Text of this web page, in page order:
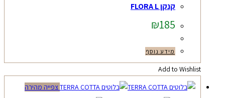
קנקן FLORA L
₪185
מידע נוסף
Add to Wishlist
צפייה מהירה